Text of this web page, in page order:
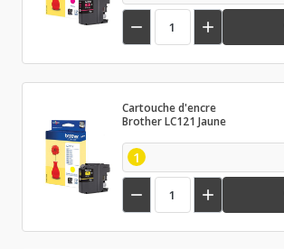
 
Cartouche d'encre
Brother LC121 Jaune
1
 